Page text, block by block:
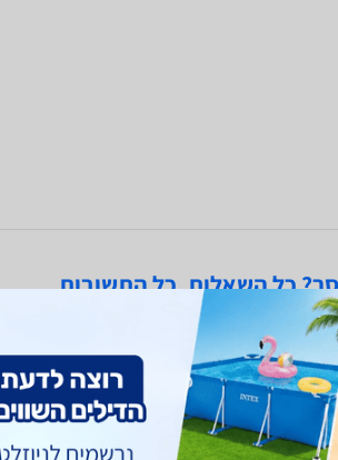
כל השאלות, כל התשובות
כל אחד?
אם כדאי לכם לרכוש מיקסר, חשבו על הבישולים